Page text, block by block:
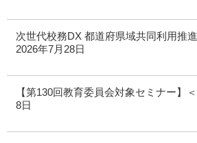
次世代校務DX 都道府県域共同利用推
2026年7月28日
【第130回教育委員会対象セミナー】
8日